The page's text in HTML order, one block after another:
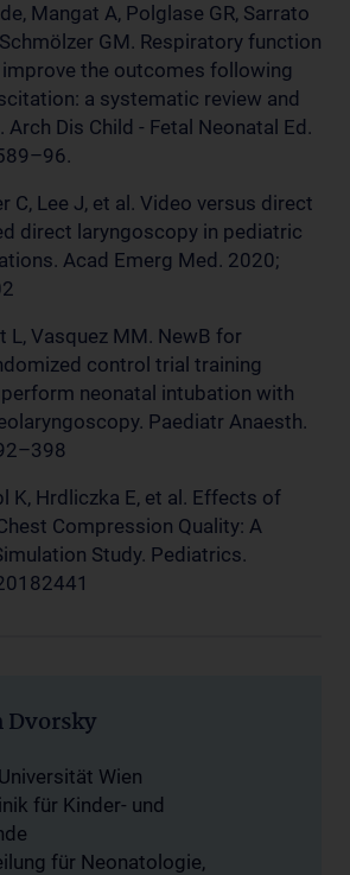
Mangat A, Polglase GR, Sarrato
Schmölzer GM. Respiratory function
the outcomes following
a systematic review and
Arch Dis Child - Fetal Neonatal Ed.
C, Lee J, et al. Video versus direct
direct laryngoscopy in pediatric
Acad Emerg Med. 2020;
L, Vasquez MM. NewB for
control trial training
neonatal intubation with
Paediatr Anaesth.
K, Hrdliczka E, et al. Effects of
Compression Quality: A
Study. Pediatrics.
Dvorsky
Wien
für Kinder- und
für Neonatologie,